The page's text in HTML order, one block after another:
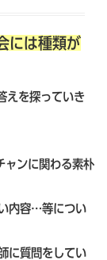
には種類が
えを探っていき
ャンに関わる素朴
内容…等につい
に質問をしてい